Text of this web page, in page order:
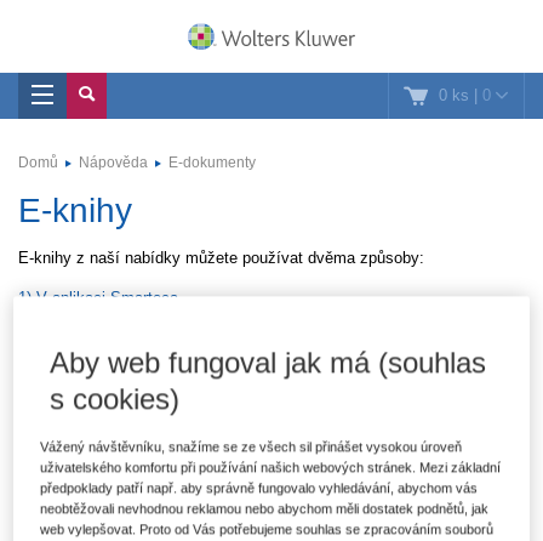
0 ks | 0
Domů Nápověda E-dokumenty
E-knihy
E-knihy z naší nabídky můžete používat dvěma způsoby:
1) V aplikaci Smarteca
Kluwer speciálně pro práci s odbornou literaturou.
Mezi její výhody patří zejména možnost přizpůsobení čtecího módu,
možnost vkládat do textu e-knih vlastní poznámky a text barevně
zvýrazňovat a zároveň sychronizovat tyto poznámky mezi jednotlivými
zařízeními, na kterých můžete aplikaci používat (PC, tablet, mobilní
telefon).
2) Jako soubory do vlastních čteček (ve formátu ePub a MOBI)
Aby web fungoval jak má (souhlas
s cookies)
Vážený návštěvníku, snažíme se ze všech sil přinášet vysokou úroveň
uživatelského komfortu při používání našich webových stránek. Mezi základní
předpoklady patří např. aby správně fungovalo vyhledávání, abychom vás
neobtěžovali nevhodnou reklamou nebo abychom měli dostatek podnětů, jak
web vylepšovat. Proto od Vás potřebujeme souhlas se zpracováním souborů